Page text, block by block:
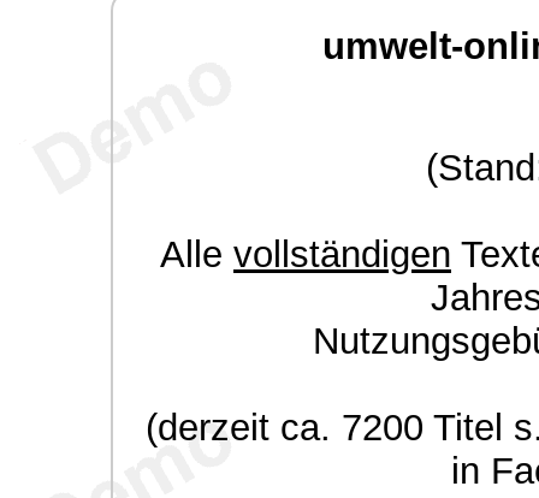
umwelt-
Alle vollständigen
(derzeit ca. 7200 Titel
in